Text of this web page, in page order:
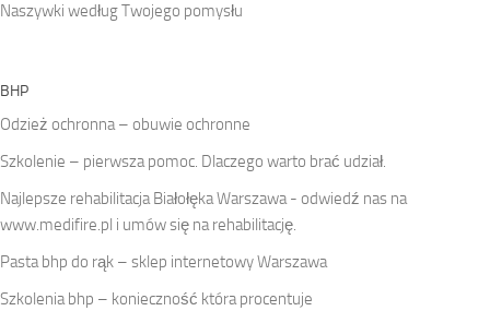
Naszywki według Twojego pomysłu
BHP
Odzież ochronna – obuwie ochronne
Szkolenie – pierwsza pomoc. Dlaczego warto brać udział.
Najlepsze rehabilitacja BiałołękaWarszawa - odwiedź nas na
www.medifire.pl i umów się na rehabilitację.
Pasta bhp do rąk – sklep internetowy Warszawa
Szkolenia bhp – konieczność która procentuje